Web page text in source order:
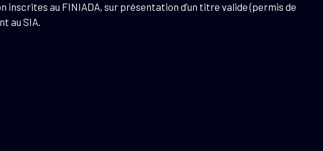
au FINIADA, sur présentation d’un titre valide (permis de
au SIA.